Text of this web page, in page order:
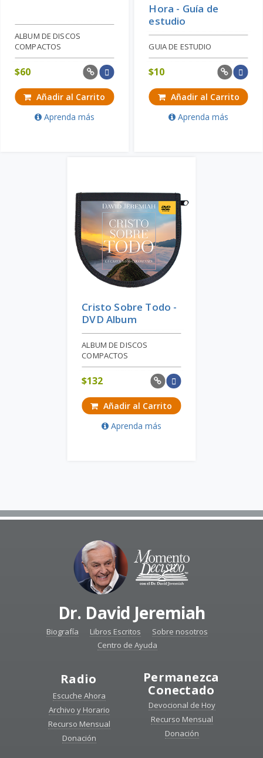
ALBUM DE DISCOS
COMPACTOS
$60
Añadir al Carrito
Aprenda más
Hora - Guía de
estudio
GUIA DE ESTUDIO
$10
Añadir al Carrito
Aprenda más
Cristo Sobre Todo -
DVD Album
ALBUM DE DISCOS
COMPACTOS
$132
Añadir al Carrito
Aprenda más
Dr. David Jeremiah
Biografía Libros Escritos
Sobre nosotros
Centro de Ayuda
Radio
Escuche Ahora
Archivo y Horario
Recurso Mensual
Donación
Permanezca
Conectado
Devocional de Hoy
Recurso Mensual
Donación